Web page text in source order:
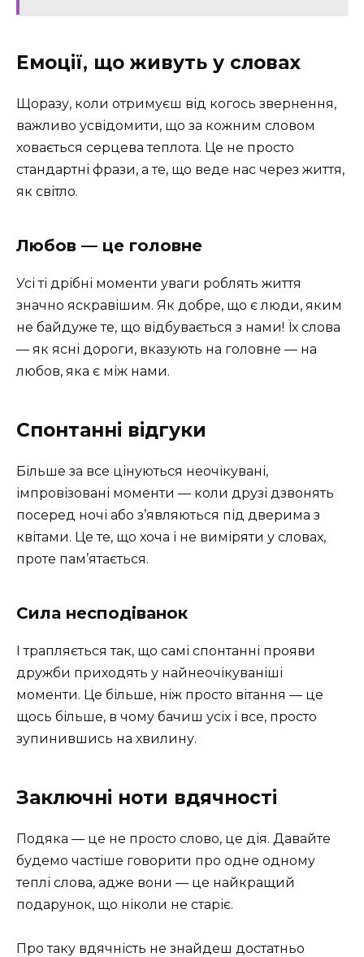
Емоції, що живуть у словах
Щоразу, коли отримуєш від когось звернення,
важливо усвідомити, що за кожним словом
ховається серцева теплота. Це не просто
стандартні фрази, а те, що веде нас через життя,
як світло.
Любов — це головне
Усі ті дрібні моменти уваги роблять життя
значно яскравішим. Як добре, що є люди, яким
не байдуже те, що відбувається з нами! Їх слова
— як ясні дороги, вказують на головне — на
любов, яка є між нами.
Спонтанні відгуки
Більше за все цінуються неочікувані,
імпровізовані моменти — коли друзі дзвонять
посеред ночі або з’являються під дверима з
квітами. Це те, що хоча і не виміряти у словах,
проте пам’ятається.
Сила несподіванок
І трапляється так, що самі спонтанні прояви
дружби приходять у найнеочікуваніші
моменти. Це більше, ніж просто вітання — це
щось більше, в чому бачиш усіх і все, просто
зупинившись на хвилину.
Заключні ноти вдячності
Подяка — це не просто слово, це дія. Давайте
будемо частіше говорити про одне одному
теплі слова, адже вони — це найкращий
подарунок, що ніколи не старіє.
Про таку вдячність не знайдеш достатньо